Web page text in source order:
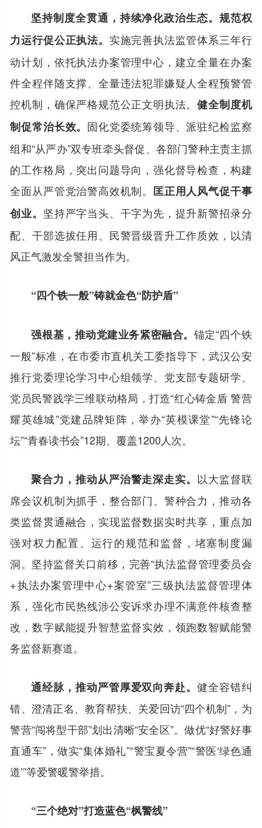
坚持制度全贯通，持续净化政治生态。 规范权
力运行促公正执法。 实施完善执法监管体系三年行
动计划，依托执法办案管理中心，建立全量在办案
件全程伴随支撑、全量违法犯罪嫌疑人全程预警管
控机制，确保严格规范公正文明执法。健全制度机
制促常治长效。 固化党委统筹领导、派驻纪检监察
组和“从严办”双专班牵头督促、各部门警种主责主抓
的工作格局，突出问题导向，强化督导检查，构建
全面从严管党治警高效机制。
匡正用人风气促干事
创业。 坚持严字当头、干字为先，提升新警招录分
配、干部选拔任用、民警晋级晋升工作质效，以清
风正气激发全警担当作为。
“四个铁一般”铸就金色“防护盾”
强根基，推动党建业务紧密融合。 锚定“四个铁
一般”标准，在市委市直机关工委指导下，武汉公安
推行党委理论学习中心组领学、党支部专题研学、
党员民警践学三维联动格局，打造“红心铸金盾 警营
耀英雄城”党建品牌矩阵，举办“英模课堂”“先锋论
坛”“青春读书会”12期、覆盖1200人次。
聚合力，推动从严治警走深走实。 以大监督联
席会议机制为抓手，整合部门、警种合力，推动各
类监督贯通融合，实现监督数据实时共享，重点加
强对权力配置、运行的规范和监督，堵塞制度漏
洞。坚持监督关口前移，完善“执法监督管理委员会
+执法办案管理中心+案管室”三级执法监督管理体
系，强化市民热线涉公安诉求办理不满意件核查整
改，数字赋能提升智慧监督实效，领跑数智赋能警
务监督新赛道。
通经脉，推动严管厚爱双向奔赴。 健全容错纠
错、澄清正名、教育帮扶、关爱回访“四个机制”，为
警营“闯将型干部”划出清晰“安全区”。做优“好警好事
直通车”，做实“集体婚礼”“警宝夏令营”“警医‘绿色通
道’”等爱警暖警举措。
“三个绝对”打造蓝色“枫警线”